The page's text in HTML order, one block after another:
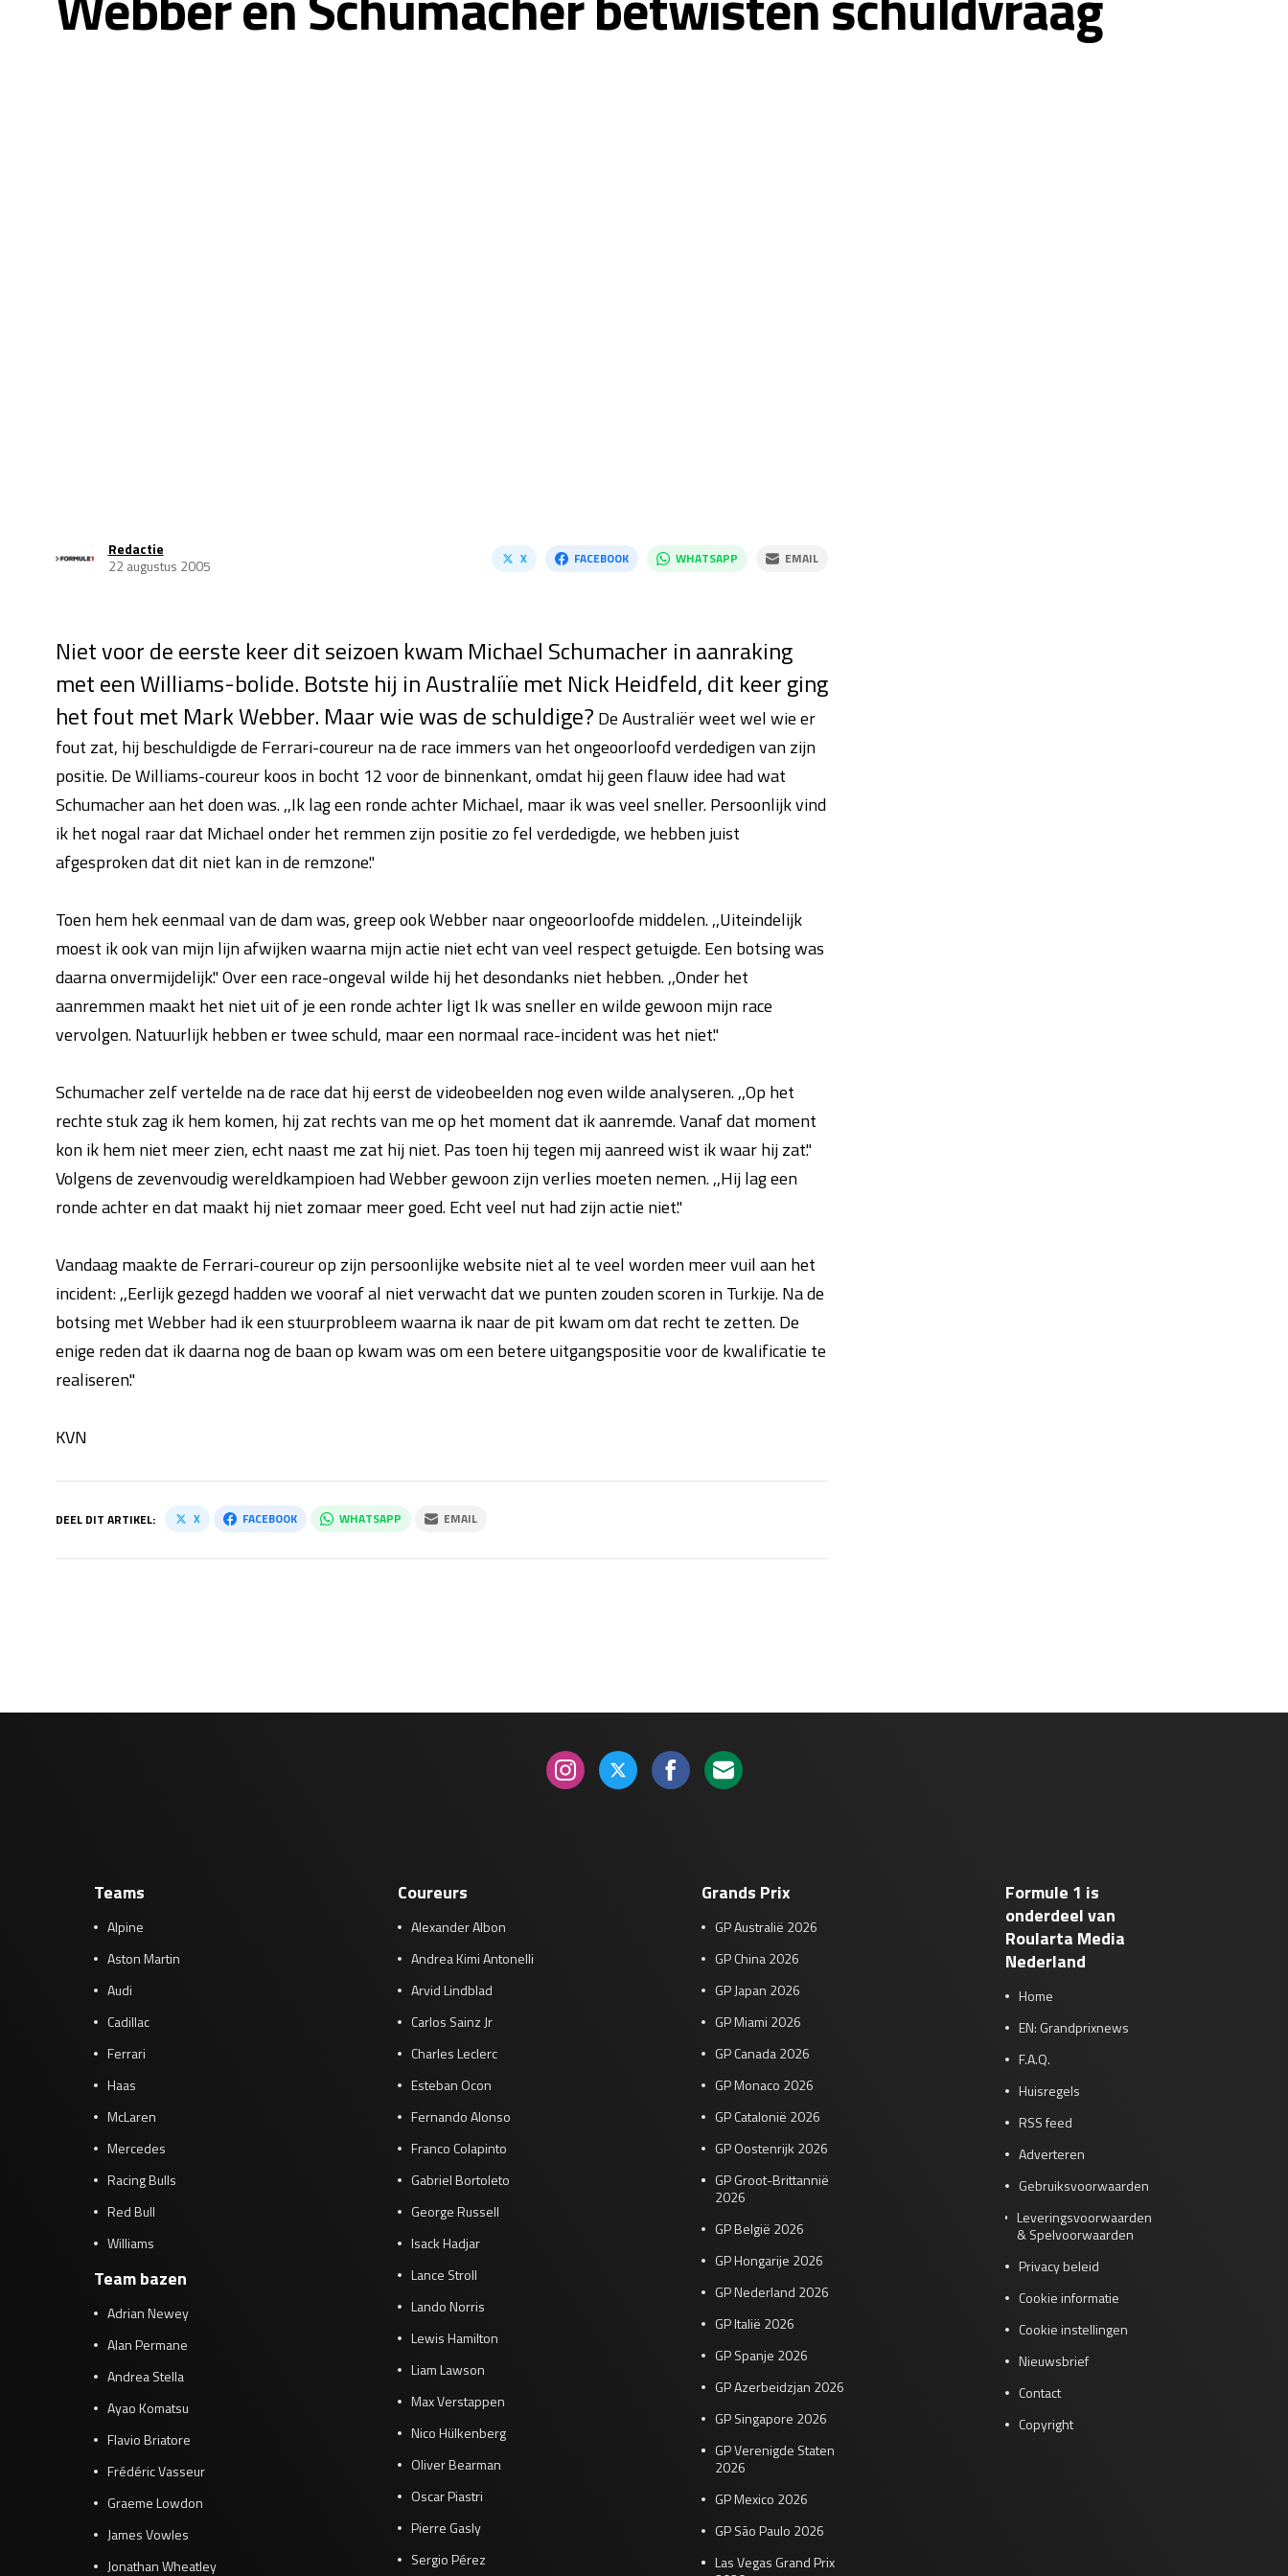
Redactie
22 augustus 2005
X FACEBOOK WHATSAPP EMAIL
Niet voor de eerste keer dit seizoen kwam Michael Schumacher in aanraking
met een Williams-bolide. Botste hij in Australiïe met Nick Heidfeld, dit keer ging
het fout met Mark Webber. Maar wie was de schuldige? De Australiër weet wel wie er
fout zat, hij beschuldigde de Ferrari-coureur na de race immers van het ongeoorloofd verdedigen van zijn
positie. De Williams-coureur koos in bocht 12 voor de binnenkant, omdat hij geen flauw idee had wat
Schumacher aan het doen was. ,,Ik lag een ronde achter Michael, maar ik was veel sneller. Persoonlijk vind
ik het nogal raar dat Michael onder het remmen zijn positie zo fel verdedigde, we hebben juist
afgesproken dat dit niet kan in de remzone."
Toen hem hek eenmaal van de dam was, greep ook Webber naar ongeoorloofde middelen. ,,Uiteindelijk
moest ik ook van mijn lijn afwijken waarna mijn actie niet echt van veel respect getuigde. Een botsing was
daarna onvermijdelijk." Over een race-ongeval wilde hij het desondanks niet hebben. ,,Onder het
aanremmen maakt het niet uit of je een ronde achter ligt Ik was sneller en wilde gewoon mijn race
vervolgen. Natuurlijk hebben er twee schuld, maar een normaal race-incident was het niet."
Schumacher zelf vertelde na de race dat hij eerst de videobeelden nog even wilde analyseren. ,,Op het
rechte stuk zag ik hem komen, hij zat rechts van me op het moment dat ik aanremde. Vanaf dat moment
kon ik hem niet meer zien, echt naast me zat hij niet. Pas toen hij tegen mij aanreed wist ik waar hij zat."
Volgens de zevenvoudig wereldkampioen had Webber gewoon zijn verlies moeten nemen. ,,Hij lag een
ronde achter en dat maakt hij niet zomaar meer goed. Echt veel nut had zijn actie niet."
Vandaag maakte de Ferrari-coureur op zijn persoonlijke website niet al te veel worden meer vuil aan het
incident: ,,Eerlijk gezegd hadden we vooraf al niet verwacht dat we punten zouden scoren in Turkije. Na de
botsing met Webber had ik een stuurprobleem waarna ik naar de pit kwam om dat recht te zetten. De
enige reden dat ik daarna nog de baan op kwam was om een betere uitgangspositie voor de kwalificatie te
realiseren."
KVN
DEEL DIT ARTIKEL: X FACEBOOK WHATSAPP EMAIL
Teams
Alpine
Aston Martin
Audi
Cadillac
Ferrari
Haas
McLaren
Mercedes
Racing Bulls
Red Bull
Williams
Team bazen
Adrian Newey
Alan Permane
Andrea Stella
Ayao Komatsu
Flavio Briatore
Frédéric Vasseur
Graeme Lowdon
James Vowles
Jonathan Wheatley
Coureurs
Alexander Albon
Andrea Kimi Antonelli
Arvid Lindblad
Carlos Sainz Jr
Charles Leclerc
Esteban Ocon
Fernando Alonso
Franco Colapinto
Gabriel Bortoleto
George Russell
Isack Hadjar
Lance Stroll
Lando Norris
Lewis Hamilton
Liam Lawson
Max Verstappen
Nico Hülkenberg
Oliver Bearman
Oscar Piastri
Pierre Gasly
Sergio Pérez
Grands Prix
GP Australië 2026
GP China 2026
GP Japan 2026
GP Miami 2026
GP Canada 2026
GP Monaco 2026
GP Catalonië 2026
GP Oostenrijk 2026
GP Groot-Brittannië
2026
GP België 2026
GP Hongarije 2026
GP Nederland 2026
GP Italië 2026
GP Spanje 2026
GP Azerbeidzjan 2026
GP Singapore 2026
GP Verenigde Staten
2026
GP Mexico 2026
GP São Paulo 2026
Las Vegas Grand Prix
Formule 1 is
onderdeel van
Roularta Media
Nederland
Home
EN: Grandprixnews
F.A.Q.
Huisregels
RSS feed
Adverteren
Gebruiksvoorwaarden
Leveringsvoorwaarden
& Spelvoorwaarden
Privacy beleid
Cookie informatie
Cookie instellingen
Nieuwsbrief
Contact
Copyright